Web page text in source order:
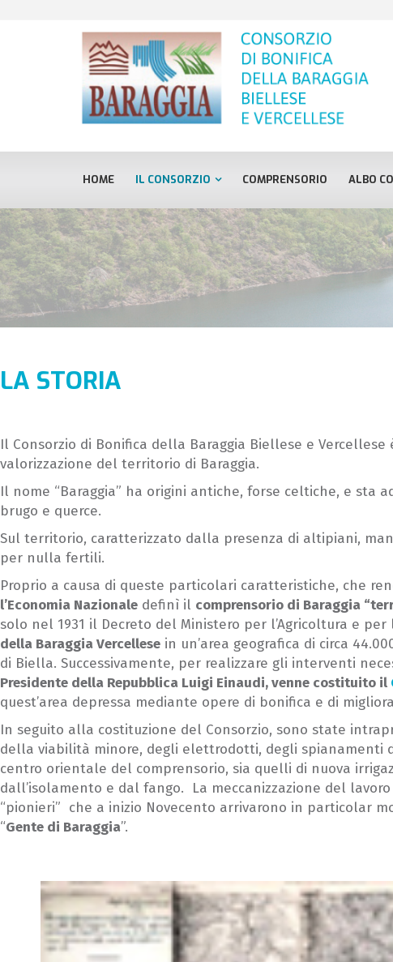
HOME IL CONSORZIO COMPRENSORIO ALBO
LA STORIA
Il Consorzio di Bonifica della Baraggia Biellese e
valorizzazione del territorio di Baraggia.
Il nome “Baraggia” ha origini antiche, forse celtiche, e sta
brugo e querce.
Sul territorio, caratterizzato dalla presenza di altipiani,
per nulla fertili.
Proprio a causa di queste particolari caratteristiche, che
l’Economia Nazionale definì il comprensorio di Baraggia
solo nel 1931 il Decreto del Ministero per l’Agricoltura e per
della Baraggia Vercellese in un’area geografica di circa
di Biella. Successivamente, per realizzare gli interventi
Presidente della Repubblica Luigi Einaudi, venne costituito il
quest’area depressa mediante opere di bonifica e di
In seguito alla costituzione del Consorzio, sono state
della viabilità minore, degli elettrodotti, degli
centro orientale del comprensorio, sia quelli di nuova
dall’isolamento e dal fango. La meccanizzazione del
“pionieri” che a inizio Novecento arrivarono in particolar
“Gente di Baraggia”.